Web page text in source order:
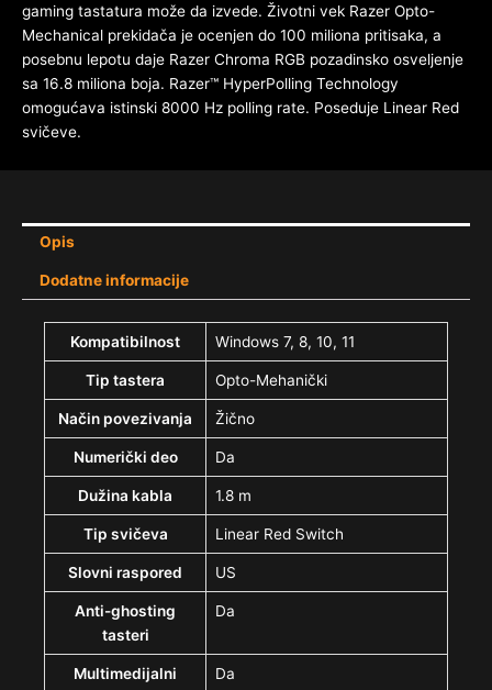
gaming tastatura može da izvede. Životni vek Razer Opto-
Mechanical prekidača je ocenjen do 100 miliona pritisaka, a
posebnu lepotu daje Razer Chroma RGB pozadinsko osveljenje
sa 16.8 miliona boja. Razer™ HyperPolling Technology
omogućava istinski 8000 Hz polling rate. Poseduje Linear Red
svičeve.
Opis
Dodatne informacije
Kompatibilnost Windows 7, 8, 10, 11
Tip tastera Opto-Mehanički
Način povezivanja Žično
Numerički deo Da
Dužina kabla 1.8 m
Tip svičeva Linear Red Switch
Slovni raspored US
Anti-ghosting
tasteri
Da
Multimedijalni
Da